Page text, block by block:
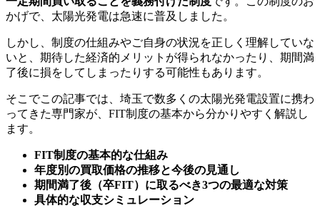
かげで、太陽光発電は急速に普及しました。
しかし、制度の仕組みやご自身の状況を正しく理解していな
いと、期待した経済的メリットが得られなかったり、期間満
了後に損をしてしまったりする可能性もあります。
そこでこの記事では、埼玉で数多くの太陽光発電設置に携わ
ってきた専門家が、FIT制度の基本から分かりやすく解説し
ます。
FIT制度の基本的な仕組み
年度別の買取価格の推移と今後の見通し
期間満了後（卒FIT）に取るべき3つの最適な対策
具体的な収支シミュレーション